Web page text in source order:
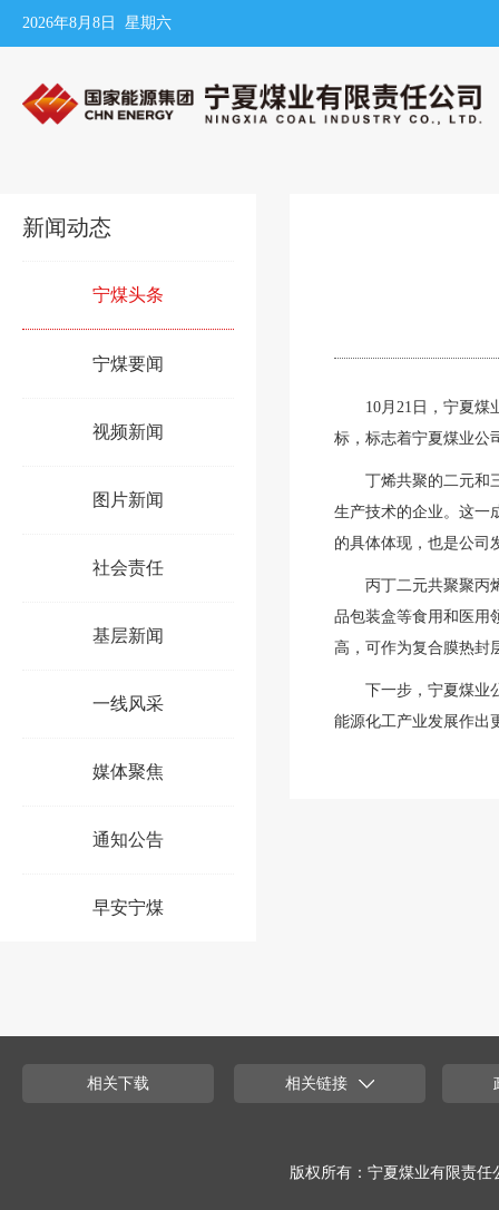
2026年8月8日 星期六
新闻动态
宁煤头条
宁煤要闻
视频新闻
图片新闻
社会责任
基层新闻
一线风采
媒体聚焦
通知公告
早安宁煤
10月21日， 宁夏煤
标， 标志着宁夏煤业公
丁烯共聚的二元和
生产技术的企业。 这一
的具体体现，也是公司
丙丁二元共聚聚丙
品包装盒等食用和医用
高，可作为复合膜热封
下一步，宁夏煤业
能源化工产业发展作出
相关下载 相关链接
版权所有：宁夏煤业有限责任